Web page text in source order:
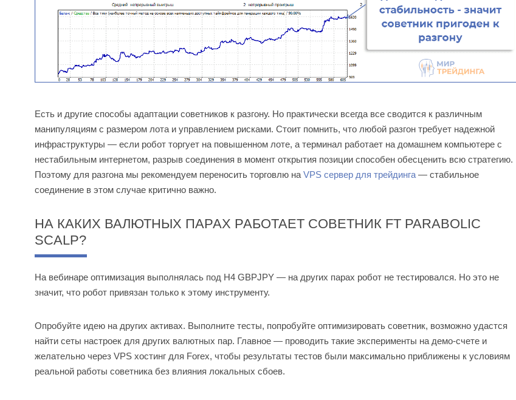
Есть и другие способы адаптации советников к разгону. Но практически всегда все сводится к различным
манипуляциям с размером лота и управлением рисками. Стоит помнить, что любой разгон требует надежной
инфраструктуры — если робот торгует на повышенном лоте, а терминал работает на домашнем компьютере с
нестабильным интернетом, разрыв соединения в момент открытия позиции способен обесценить всю стратегию.
Поэтому для разгона мы рекомендуем переносить торговлю на VPS сервер для трейдинга — стабильное
соединение в этом случае критично важно.
НА КАКИХ ВАЛЮТНЫХ ПАРАХ РАБОТАЕТ СОВЕТНИК FT PARABOLIC
SCALP?
На вебинаре оптимизация выполнялась под Н4 GBPJPY — на других парах робот не тестировался. Но это не
значит, что робот привязан только к этому инструменту.
Опробуйте идею на других активах. Выполните тесты, попробуйте оптимизировать советник, возможно удастся
найти сеты настроек для других валютных пар. Главное — проводить такие эксперименты на демо-счете и
желательно через VPS хостинг для Forex, чтобы результаты тестов были максимально приближены к условиям
реальной работы советника без влияния локальных сбоев.